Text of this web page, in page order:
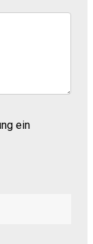
ein